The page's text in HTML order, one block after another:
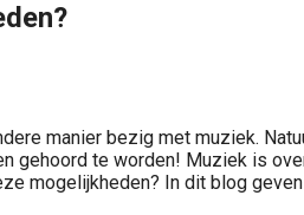
manier bezig met muziek.
gehoord te worden! Muziek is
mogelijkheden? In dit blog